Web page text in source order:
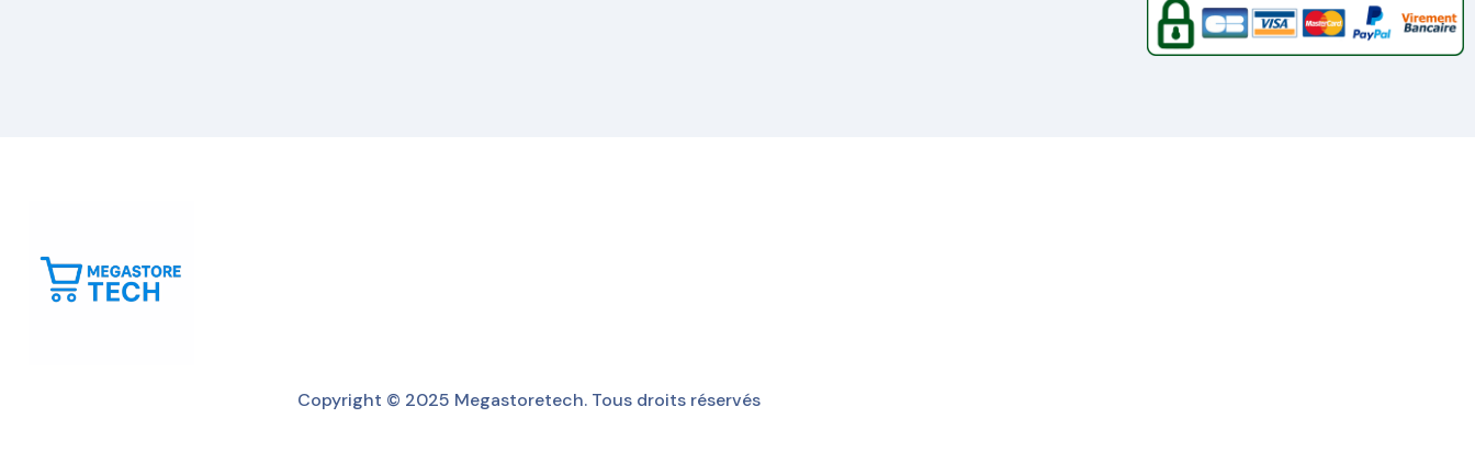
Copyright © 2025 Megastoretech. Tous droits réservés